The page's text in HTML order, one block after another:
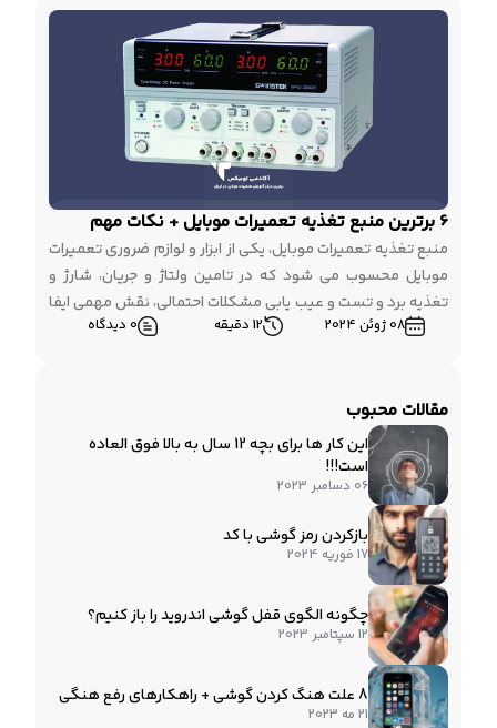
سپری کردن دوره جامع آموزش تعمیرات موبایل از مبتدی تا حرفه
6 برترین منبع تغذیه تعمیرات موبایل + نکات مهم
منبع تغذیه تعمیرات موبایل، یکی از ابزار و لوازم ضروری تعمیرات
موبایل محسوب می شود که در تامین ولتاژ و جریان، شارژ و
تغذیه برد و تست و عیب یابی مشکلات احتمالی، نقش مهمی ایفا
می کند. برخلاف منبع تغذیه PSU (Power Supply unit) های
08 ژوئن 2024 12 دقیقه 0 دیدگاه
مقالات محبوب
این کار ها برای بچه 12 سال به بالا فوق العاده
است!!!
06 دسامبر 2023
بازکردن رمز گوشی با کد
17 فوریه 2024
چگونه الگوی قفل گوشی اندروید را باز کنیم؟
12 سپتامبر 2023
8 علت هنگ کردن گوشی + راهکارهای رفع هنگی
21 مه 2023